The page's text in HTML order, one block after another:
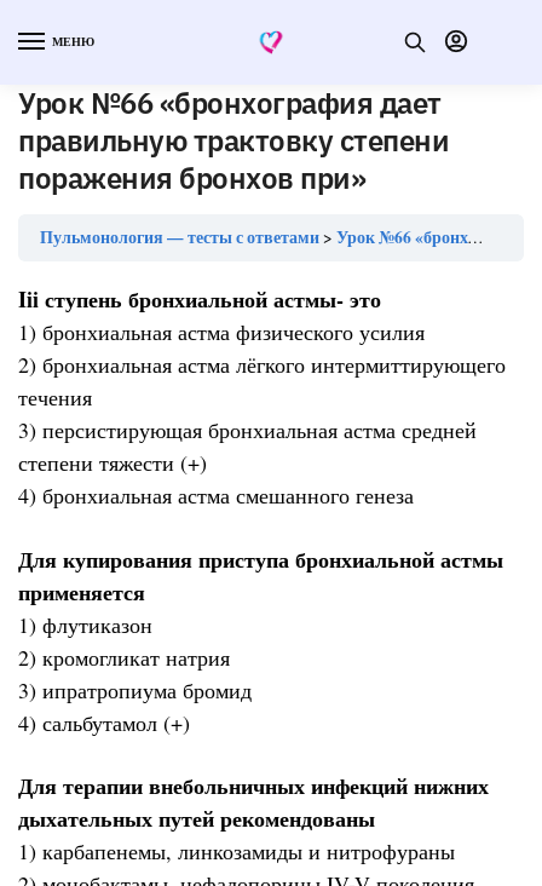
МЕНЮ
Урок №66 «бронхография дает
правильную трактовку степени
поражения бронхов при»
Пульмонология — тесты с ответами Урок №66 «бронхография дает правильную трактовку степени поражения бронхов при»
Iii ступень бронхиальной астмы- это
1) бронхиальная астма физического усилия
2) бронхиальная астма лёгкого интермиттирующего
течения
3) персистирующая бронхиальная астма средней
степени тяжести (+)
4) бронхиальная астма смешанного генеза
Для купирования приступа бронхиальной астмы
применяется
1) флутиказон
2) кромогликат натрия
3) ипратропиума бромид
4) сальбутамол (+)
Для терапии внебольничных инфекций нижних
дыхательных путей рекомендованы
1) карбапенемы, линкозамиды и нитрофураны